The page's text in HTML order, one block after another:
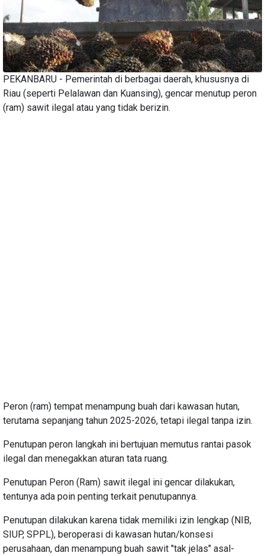
PEKANBARU - Pemerintah di berbagai daerah, khususnya di
Riau (seperti Pelalawan dan Kuansing), gencar menutup peron
(ram) sawit ilegal atau yang tidak berizin.
Peron (ram) tempat menampung buah dari kawasan hutan,
terutama sepanjang tahun 2025-2026, tetapi ilegal tanpa izin.
Penutupan peron langkah ini bertujuan memutus rantai pasok
ilegal dan menegakkan aturan tata ruang.
Penutupan Peron (Ram) sawit ilegal ini gencar dilakukan,
tentunya ada poin penting terkait penutupannya.
Penutupan dilakukan karena tidak memiliki izin lengkap (NIB,
SIUP, SPPL), beroperasi di kawasan hutan/konsesi
perusahaan, dan menampung buah sawit "tak jelas" asal-